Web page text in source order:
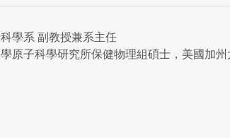
學系 副教授兼系主任
原子科學研究所保健物理組碩士，美國加